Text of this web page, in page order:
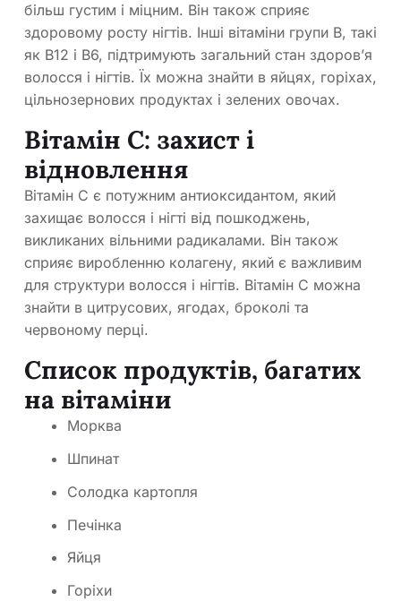
більш густим і міцним. Він також сприяє
здоровому росту нігтів. Інші вітаміни групи B, такі
як B12 і B6, підтримують загальний стан здоров’я
волосся і нігтів. Їх можна знайти в яйцях, горіхах,
цільнозернових продуктах і зелених овочах.
Вітамін C: захист і
відновлення
Вітамін C є потужним антиоксидантом, який
захищає волосся і нігті від пошкоджень,
викликаних вільними радикалами. Він також
сприяє виробленню колагену, який є важливим
для структури волосся і нігтів. Вітамін C можна
знайти в цитрусових, ягодах, броколі та
червоному перці.
Список продуктів, багатих
на вітаміни
Морква
Шпинат
Солодка картопля
Печінка
Яйця
Горіхи